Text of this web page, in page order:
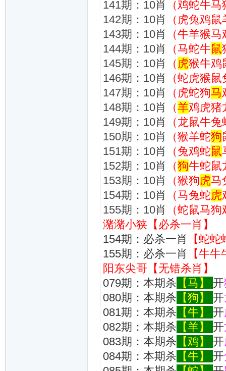
141期：10肖
（鸡蛇牛马
142期：10肖
（虎兔鸡
143期：10肖
（牛羊猴
144期：10肖
（马蛇牛鼠
145期：10肖
（ 虎猴牛鸡
146期：10肖
（蛇虎猴
147期：10肖
（虎蛇狗马
148期：10肖
（羊鸡虎猪
149期：10肖
（龙鼠牛
150期：10肖
（猴羊蛇狗
151期：10肖
（兔鸡蛇鼠
152期：10肖
（狗牛蛇鼠
153期：10肖
（猴狗虎马
154期：10肖
（马兔蛇虎
155期：10肖
（蛇鼠马
潴潴小狭【必杀一肖】
154期：必杀一肖
【蛇蛇
155期：必杀一肖
【牛牛
阳东尖哥【无错杀肖】
079期：本期杀 【马】 开
080期：本期杀 【狗】 开
081期：本期杀 【牛】 开
082期：本期杀 【羊】 开
083期：本期杀 【鸡】 开
084期：本期杀 【牛】 开